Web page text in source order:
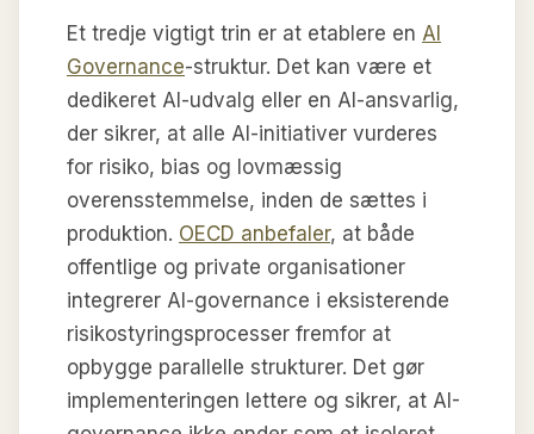
Et tredje vigtigt trin er at etablere en AI
Governance-struktur. Det kan være et
dedikeret AI-udvalg eller en AI-ansvarlig,
der sikrer, at alle AI-initiativer vurderes
for risiko, bias og lovmæssig
overensstemmelse, inden de sættes i
produktion. OECD anbefaler, at både
offentlige og private organisationer
integrerer AI-governance i eksisterende
risikostyringsprocesser fremfor at
opbygge parallelle strukturer. Det gør
implementeringen lettere og sikrer, at AI-